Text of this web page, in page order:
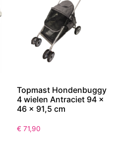
Topmast Hondenbuggy
4 wielen Antraciet 94 x
46 x 91,5 cm
€ 71,90